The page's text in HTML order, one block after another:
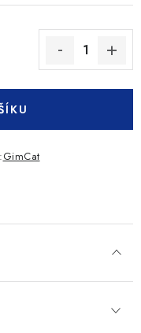
GimCat